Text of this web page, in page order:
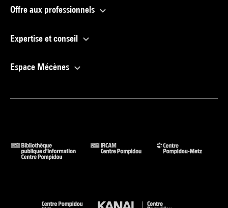
Offre aux professionnels
Expertise et conseil
Espace Mécènes